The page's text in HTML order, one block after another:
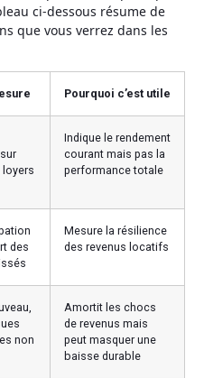
ci-dessous résume de
que vous verrez dans les
Pourquoi c’est utile
loyers
Indique le rendement
courant mais pas la
performance totale
des
Mesure la résilience
des revenus locatifs
non
Amortit les chocs
de revenus mais
peut masquer une
baisse durable